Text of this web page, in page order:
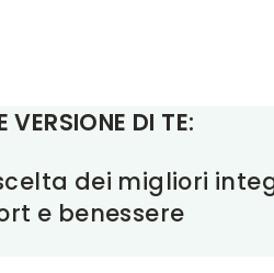
VERSIONE DI TE:
dei migliori
e benessere